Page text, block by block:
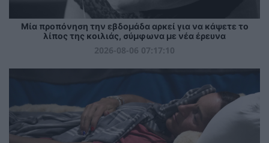
Μία προπόνηση την εβδομάδα αρκεί για να κάψετε το
λίπος της κοιλιάς, σύμφωνα με νέα έρευνα
2026-08-06 07:17:10